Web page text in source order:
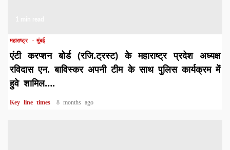
महाराष्ट्र मुंबई
एंटी करप्शन बोर्ड (रजि.ट्रस्ट) के महाराष्ट्र प्रदेश अध्यक्ष
रविदास एन. बाविस्कर अपनी टीम के साथ पुलिस कार्यक्रम में
हुवे शामिल….
Key line times 8 months ago